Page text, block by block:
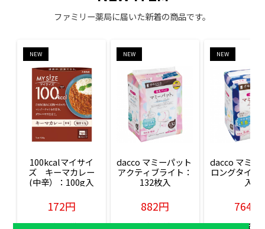
ファミリー薬局に届いた新着の商品です。
NEW
100kcalマイサイ
ズ　キーマカレー
(中辛）：100g入
172円
販売価格(税込)
NEW
dacco マミーパット
アクティブライト：
132枚入
882円
販売価格(税込)
NEW
dacco マミー
ロングタイム
入
764円
販売価格(税